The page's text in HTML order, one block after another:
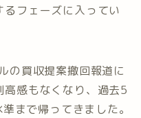
フェーズに入ってい
の買収提案撤回報道に
感もなくなり、過去5
まで帰ってきました。